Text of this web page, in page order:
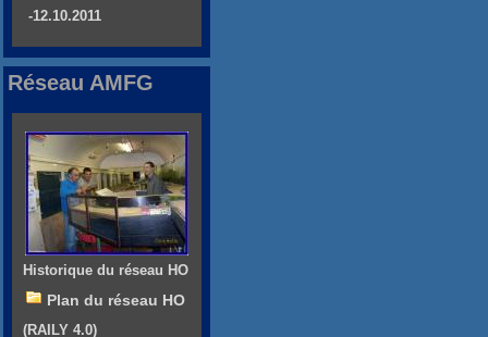
-12.10.2011
Réseau AMFG
Historique du réseau HO
Plan du réseau HO
(RAILY 4.0)